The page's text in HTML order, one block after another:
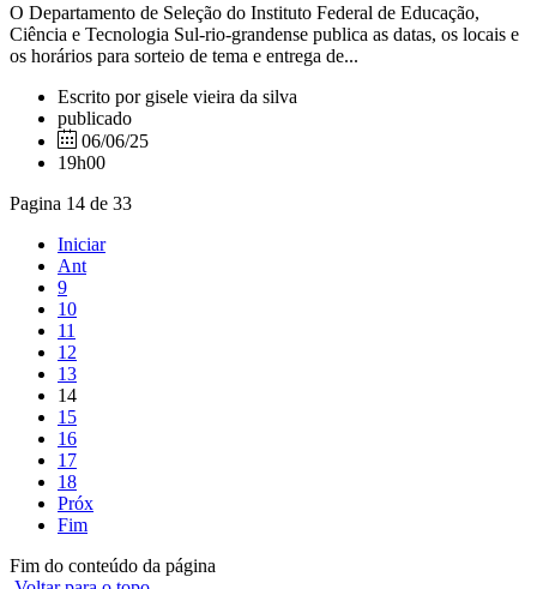
O Departamento de Seleção do Instituto Federal de Educação,
Ciência e Tecnologia Sul-rio-grandense publica as datas, os locais e
os horários para sorteio de tema e entrega de...
Escrito por gisele vieira da silva
publicado
06/06/25
19h00
Pagina 14 de 33
Iniciar
Ant
9
10
11
12
13
14
15
16
17
18
Próx
Fim
Fim do conteúdo da página